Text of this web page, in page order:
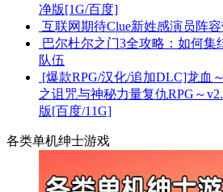
净版[1G/百度]
互联网期待Clue新姓感演员阵
巴尔杜尔之门3全攻略：如何集
队伍
[爆款RPG/汉化/追加DLC]龙血
之诅咒与神秘力量复仇RPG～
版[百度/11G]
各类单机绅士游戏